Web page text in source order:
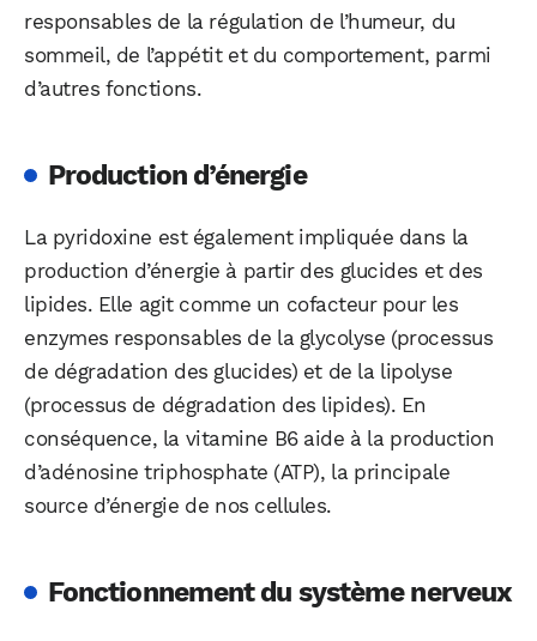
responsables de la régulation de l’humeur, du
sommeil, de l’appétit et du comportement, parmi
d’autres fonctions.
Production d’énergie
La pyridoxine est également impliquée dans la
production d’énergie à partir des glucides et des
lipides. Elle agit comme un cofacteur pour les
enzymes responsables de la glycolyse (processus
de dégradation des glucides) et de la lipolyse
(processus de dégradation des lipides). En
conséquence, la vitamine B6 aide à la production
d’adénosine triphosphate (ATP), la principale
source d’énergie de nos cellules.
Fonctionnement du système nerveux